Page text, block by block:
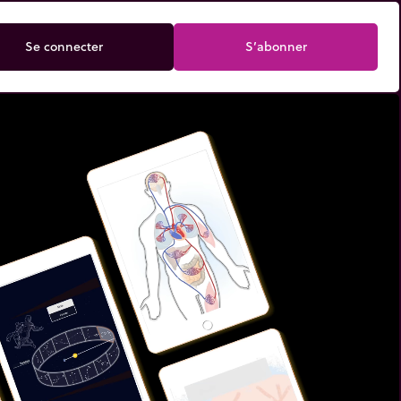
Se connecter S’abonner